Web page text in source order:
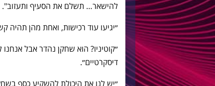
להישאר… תשלם את הסעיף ותעזוב".
״יגיעו עוד רכישות, ואחת מהן תהיה
״קוטיניו? הוא שחקן נהדר אבל אנחנו
דיסקרטיים״.
״יש לנו את היכולת להשקיע כסף